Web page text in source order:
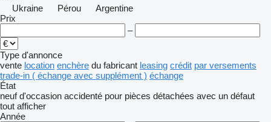
Ukraine
Pérou
Argentine
Prix
–
Type d'annonce
vente location enchère du fabricant leasing crédit par versements
trade-in ( échange avec supplément ) échange
État
neuf d'occasion accidenté pour pièces détachées avec un défaut
tout afficher
Année